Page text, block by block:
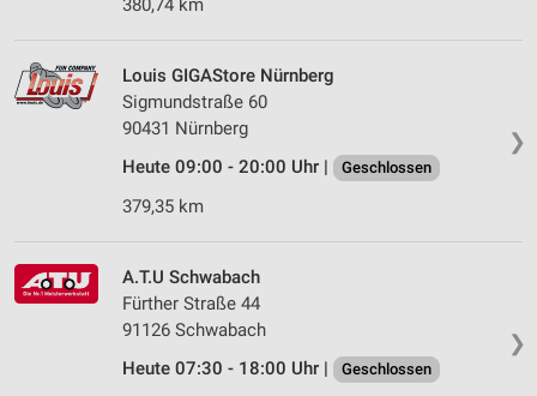
380,74 km
❯
Louis GIGAStore Nürnberg
Sigmundstraße 60
90431 Nürnberg
Heute 09:00 - 20:00 Uhr |
Geschlossen
379,35 km
❯
A.T.U Schwabach
Fürther Straße 44
91126 Schwabach
Heute 07:30 - 18:00 Uhr |
Geschlossen